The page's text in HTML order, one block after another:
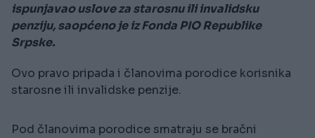
ispunjavao uslove za starosnu ili invalidsku
penziju, saopćeno je iz Fonda PIO Republike
Srpske.
Ovo pravo pripada i članovima porodice korisnika
starosne ili invalidske penzije.
Pod članovima porodice smatraju se bračni